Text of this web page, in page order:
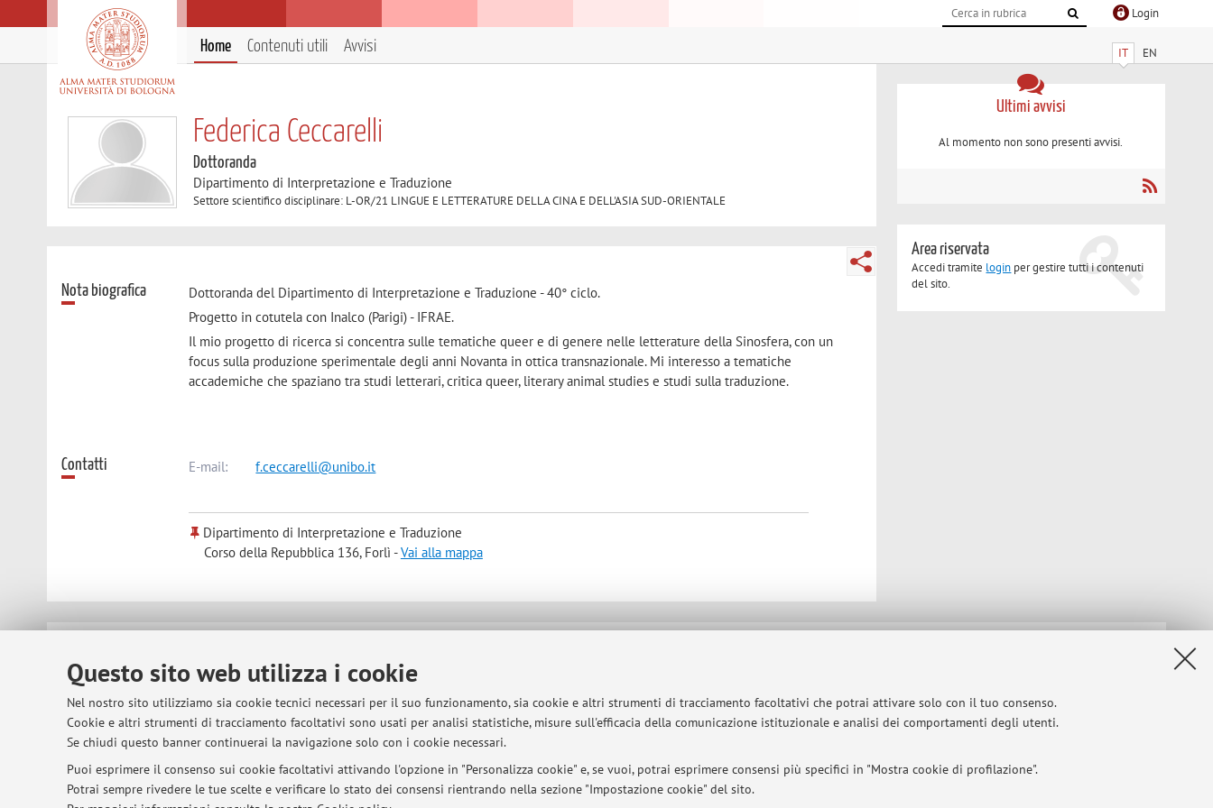
Questo sito web utilizza i cookie
Nel nostro sito utilizziamo sia cookie tecnici necessari per il suo funzionamento, sia cookie e altri strumenti di tracciamento facoltativi che potrai attivare solo con il tuo consenso.
Cookie e altri strumenti di tracciamento facoltativi sono usati per analisi statistiche, misure sull'efficacia della comunicazione istituzionale e analisi dei comportamenti degli utenti.
Se chiudi questo banner continuerai la navigazione solo con i cookie necessari.
Puoi esprimere il consenso sui cookie facoltativi attivando l'opzione in "Personalizza cookie" e, se vuoi, potrai esprimere consensi più specifici in "Mostra cookie di profilazione".
Potrai sempre rivedere le tue scelte e verificare lo stato dei consensi rientrando nella sezione "Impostazione cookie" del sito.
Login
IT EN
Home Contenuti utili Avvisi
Federica Ceccarelli
Dottoranda
Dipartimento di Interpretazione e Traduzione
Settore scientifico disciplinare: L-OR/21 LINGUE E LETTERATURE DELLA CINA E DELL'ASIA SUD-ORIENTALE
Nota biografica
Dottoranda del Dipartimento di Interpretazione e Traduzione - 40° ciclo.
Progetto in cotutela con Inalco (Parigi) - IFRAE.
Il mio progetto di ricerca si concentra sulle tematiche queer e di genere nelle letterature della Sinosfera, con un
focus sulla produzione sperimentale degli anni Novanta in ottica transnazionale. Mi interesso a tematiche
accademiche che spaziano tra studi letterari, critica queer, literary animal studies e studi sulla traduzione.
Contatti E-mail: f.ceccarelli@unibo.it
Dipartimento di Interpretazione e Traduzione
Corso della Repubblica 136, Forlì -Vai alla mappa
Ultimi avvisi
Al momento non sono presenti avvisi.
Area riservata
Accedi tramite login per gestire tutti i contenuti
del sito.